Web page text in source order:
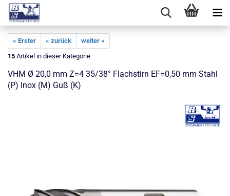
« Erster « zurück
weiter »
15 Artikel in dieser Kategorie
VHM Ø 20,0 mm Z=4 35/38° Flachstirn EF=0,50 mm Stahl
(P) Inox (M) Guß (K)